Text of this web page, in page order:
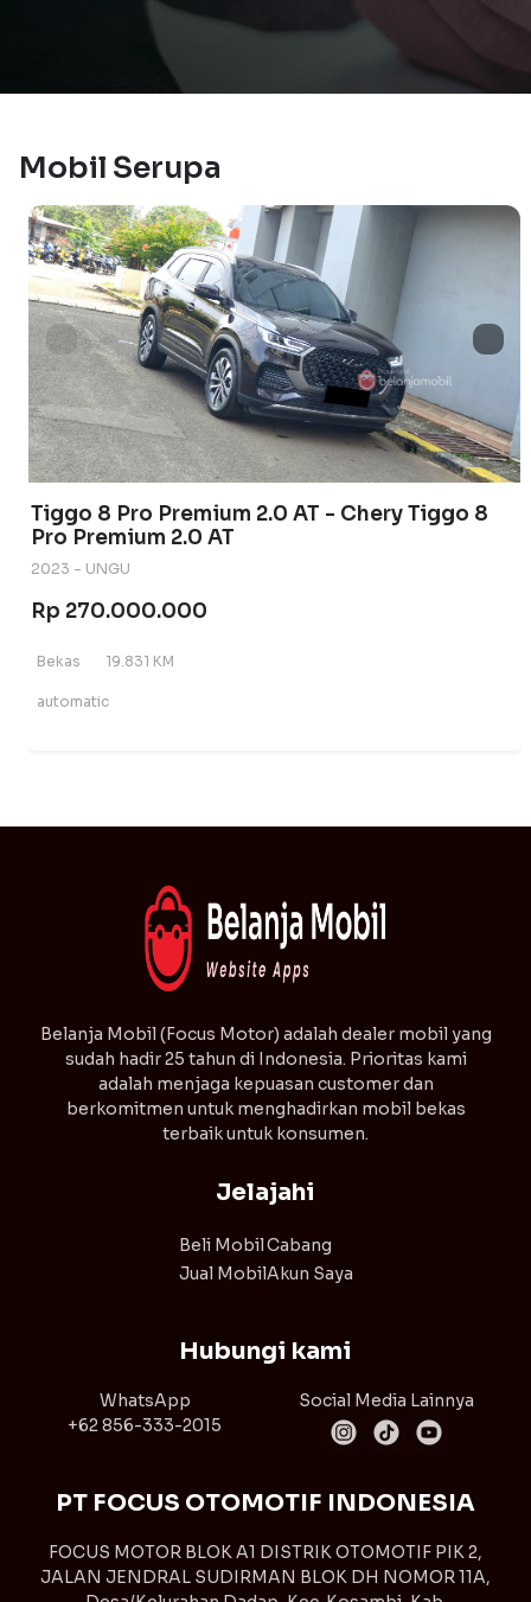
Mobil Serupa
Tiggo 8 Pro Premium 2.0 AT - Chery Tiggo 8
Pro Premium 2.0 AT
2023 - UNGU
Rp 270.000.000
Bekas 19.831 KM
automatic
⁠Belanja Mobil (Focus Motor) adalah dealer mobil yang
sudah hadir 25 tahun di Indonesia. Prioritas kami
adalah menjaga kepuasan customer dan
berkomitmen untuk menghadirkan mobil bekas
terbaik untuk konsumen.
Jelajahi
Beli Mobil
Jual Mobil
Cabang
Akun Saya
Hubungi kami
WhatsApp
+62 856-333-2015
Social Media Lainnya
PT FOCUS OTOMOTIF INDONESIA
FOCUS MOTOR BLOK A1 DISTRIK OTOMOTIF PIK 2,
JALAN JENDRAL SUDIRMAN BLOK DH NOMOR 11A,